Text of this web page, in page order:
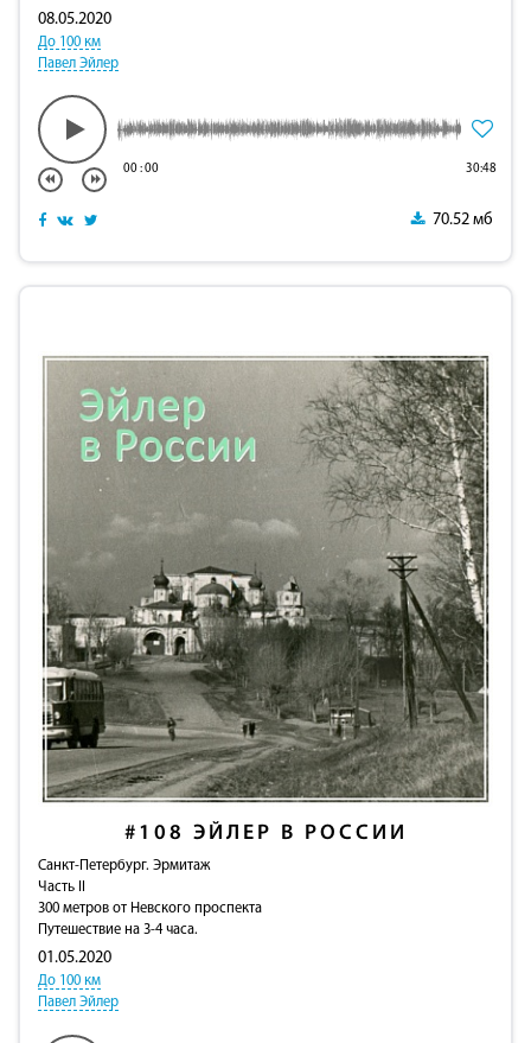
08.05.2020
До 100 км
Павел Эйлер
00:00 30:48
70.52 мб
#108 ЭЙЛЕР В РОССИИ
Санкт-Петербург. Эрмитаж
Часть II
300 метров от Невского проспекта
Путешествие на 3-4 часа.
01.05.2020
До 100 км
Павел Эйлер